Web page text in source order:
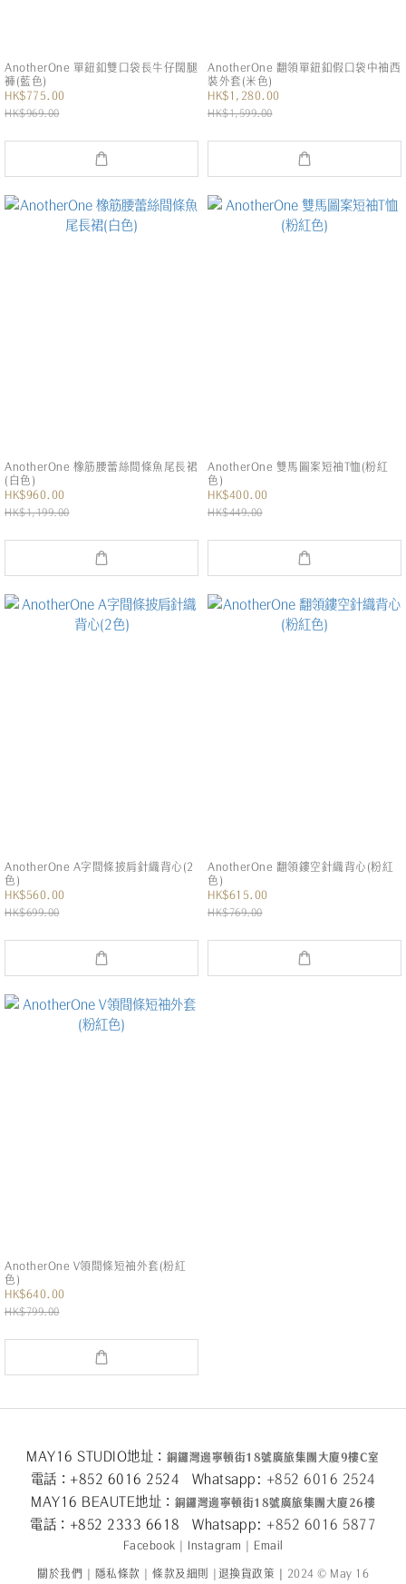
AnotherOne 單鈕釦雙口袋長牛仔闊腿
褲(藍色)
HK$775.00
HK$969.00
AnotherOne 翻領單鈕釦假口袋中袖西
裝外套(米色)
HK$1,280.00
HK$1,599.00
AnotherOne 橡筋腰蕾絲間條魚尾長裙
(白色)
HK$960.00
HK$1,199.00
AnotherOne 雙馬圖案短袖T恤(粉紅
色)
HK$400.00
HK$449.00
AnotherOne A字間條披肩針織背心(2
色)
HK$560.00
HK$699.00
AnotherOne 翻領鏤空針織背心(粉紅
色)
HK$615.00
HK$769.00
AnotherOne V領間條短袖外套(粉紅
色)
HK$640.00
HK$799.00
MAY16 STUDIO地址： 銅鑼灣邊寧頓街18號廣旅集團大廈9樓C室
電話：+852 6016 2524 Whatsapp: +852 6016 2524
MAY16 BEAUTE地址： 銅鑼灣邊寧頓街18號廣旅集團大廈26樓
電話：+852 2333 6618 Whatsapp: +852 6016 5877
Facebook Instagram Email
關於我們 隱私條款 條款及細則 退換貨政策 2024 © May 16